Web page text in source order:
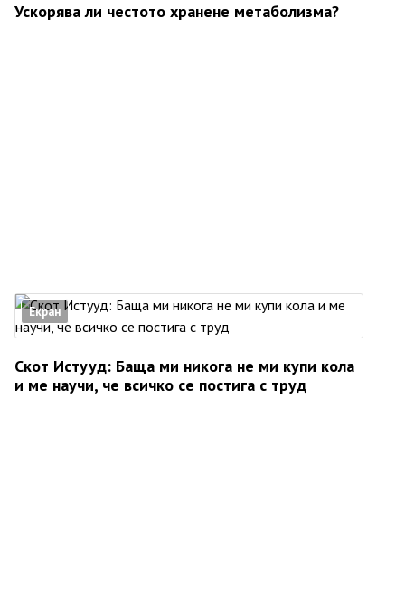
Ускорява ли честото хранене метаболизма?
Екран
Скот Истууд: Баща ми никога не ми купи кола
и ме научи, че всичко се постига с труд